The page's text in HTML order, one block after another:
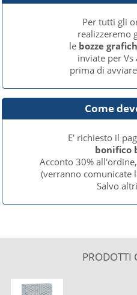
Per tutti gli
realizzeremo
le bozze
inviate per
prima di
Come
E' richiesto il
bonifico
Acconto 30%
(verranno comunicate
Salvo
PRODOTTI